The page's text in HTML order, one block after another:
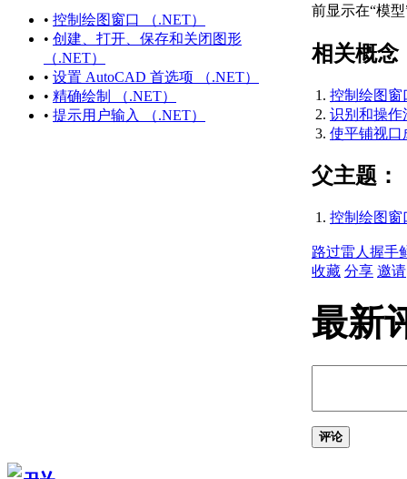
相关 AutoCAD 命令和术语
（.NET）
有关 Microsoft Visual Studio
（.NET） 的更多信息
定义项目中的组件 （.NET）
每个文档数据
（.NET）
• 控制绘图窗口 （.NET）
• 创建、打开、保存和关闭图形
（.NET）
• 设置 AutoCAD 首选项 （.NET）
• 精确绘制 （.NET）
• 提示用户输入 （.NET）
前显示在“模
相关概念
控制绘图窗
识别和操作
使平铺视口
父主题：
控制绘图窗
路过雷人 握手
收藏 分享 邀请
最新
评论